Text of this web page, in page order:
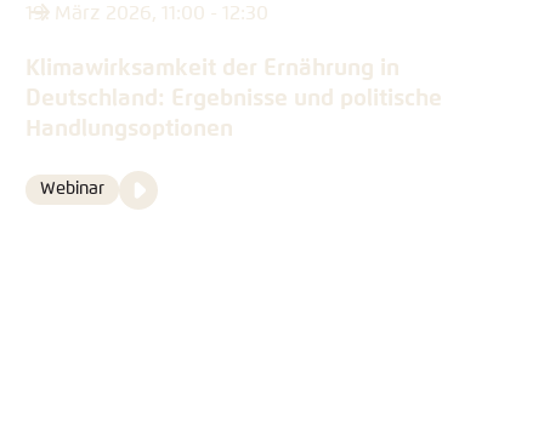
19. März 2026, 11:00 - 12:30
Klimawirksamkeit der Ernährung in
Deutschland: Ergebnisse und politische
Handlungsoptionen
Format
Webinar
Media
Video